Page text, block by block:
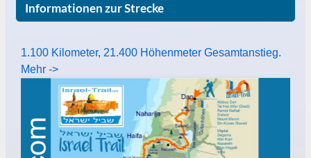
Informationen zur Strecke
1.100 Kilometer, 21.400 Höhenmeter Gesamtanstieg.
Mehr ->